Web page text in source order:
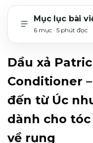
Mục lục bài
6 mục · 5 phút đọc
Dầu xả
Conditioner
đến từ Úc
dành cho
về rụng